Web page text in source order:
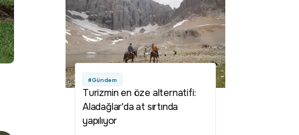
#Gündem
Turizmin en öze alternatifi:
Aladağlar'da at sırtında
yapılıyor